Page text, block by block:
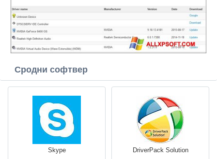
Сродни софтвер
Skype DriverPack Solution